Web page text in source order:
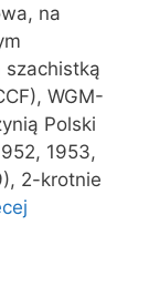
na
szachistką
WGM-
Polski
1953,
2-krotnie